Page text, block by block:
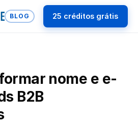
BLOG 25 créditos grátis
nome e e-
B2B